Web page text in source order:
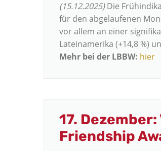
(15.12.2025)Die
für den abgelaufenen
vor allem an einer
Lateinamerika (+14,8 %)
Mehr bei der LBBW: hier
17.
Friendship